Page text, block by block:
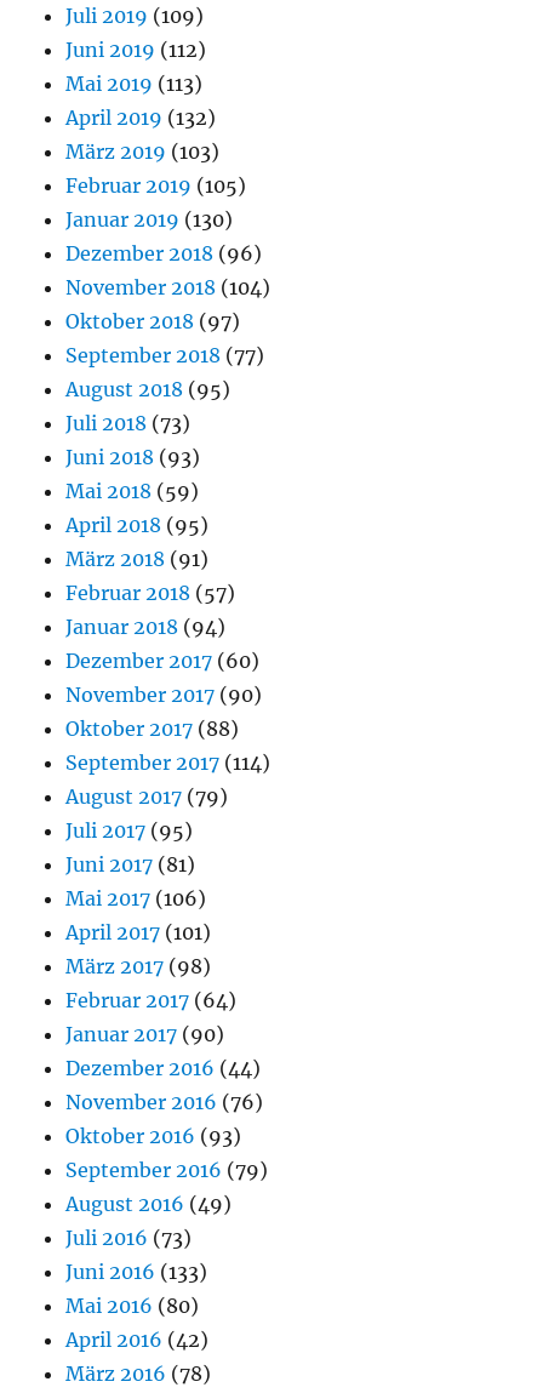
Juli 2019 (109)
Juni 2019 (112)
Mai 2019 (113)
April 2019 (132)
März 2019 (103)
Februar 2019 (105)
Januar 2019 (130)
Dezember 2018 (96)
November 2018 (104)
Oktober 2018 (97)
September 2018 (77)
August 2018 (95)
Juli 2018 (73)
Juni 2018 (93)
Mai 2018 (59)
April 2018 (95)
März 2018 (91)
Februar 2018 (57)
Januar 2018 (94)
Dezember 2017 (60)
November 2017 (90)
Oktober 2017 (88)
September 2017 (114)
August 2017 (79)
Juli 2017 (95)
Juni 2017 (81)
Mai 2017 (106)
April 2017 (101)
März 2017 (98)
Februar 2017 (64)
Januar 2017 (90)
Dezember 2016 (44)
November 2016 (76)
Oktober 2016 (93)
September 2016 (79)
August 2016 (49)
Juli 2016 (73)
Juni 2016 (133)
Mai 2016 (80)
April 2016 (42)
März 2016 (78)